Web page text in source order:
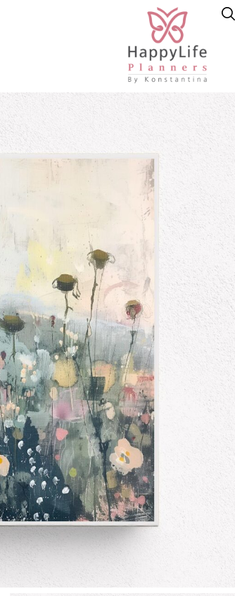
Ημερολόγιο φοιτητικό